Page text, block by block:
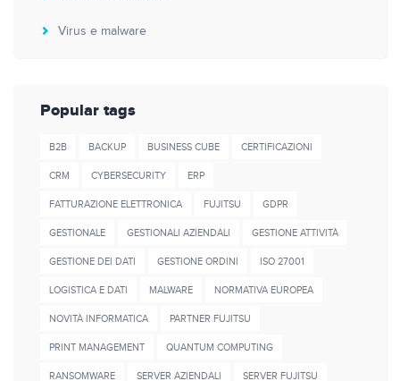
Virus e malware
Popular tags
B2B BACKUP BUSINESS CUBE CERTIFICAZIONI
CRM CYBERSECURITY ERP
FATTURAZIONE ELETTRONICA FUJITSU GDPR
GESTIONALE GESTIONALI AZIENDALI GESTIONE ATTIVITÀ
GESTIONE DEI DATI GESTIONE ORDINI ISO 27001
LOGISTICA E DATI MALWARE NORMATIVA EUROPEA
NOVITÀ INFORMATICA PARTNER FUJITSU
PRINT MANAGEMENT QUANTUM COMPUTING
RANSOMWARE SERVER AZIENDALI SERVER FUJITSU